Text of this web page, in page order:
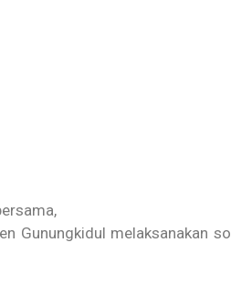
Gunungkidul melaksanakan